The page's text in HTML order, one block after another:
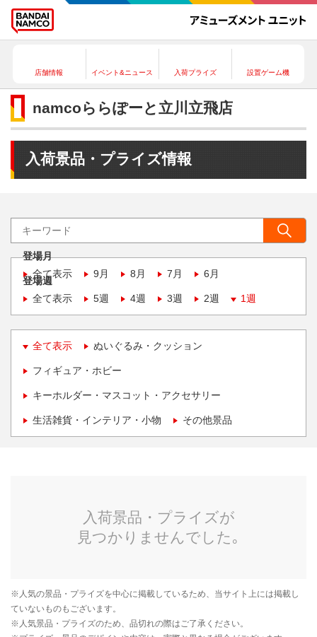
店舗情報 イベント&ニュース 入荷プライズ 設置ゲーム機
namcoららぽーと立川立飛店
入荷景品・プライズ情報
登場月
全て表示
9月 8月 7月 6月
登場週
全て表示
5週 4週 3週 2週 1週
全て表示 ぬいぐるみ・クッション
フィギュア・ホビー
キーホルダー・マスコット・アクセサリー
生活雑貨・インテリア・小物 その他景品